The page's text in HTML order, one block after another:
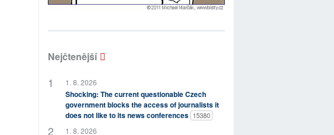
Nejčtenější
1. 8. 2026
Shocking: The current questionable Czech
government blocks the access of journalists it
does not like to its news conferences 15380
1. 8. 2026